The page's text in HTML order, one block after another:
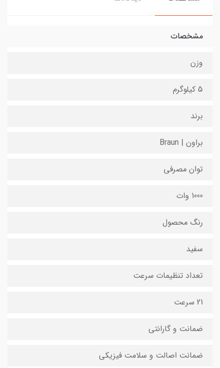
مشخصات
وزن
5 کیلوگرم
برند
براون | Braun
توان مصرفی
1000 وات
رنگ محصول
سفید
تعداد تنظیمات سرعت
21 سرعت
ضمانت و گارانتی
ضمانت اصالت و سلامت فیزیکی